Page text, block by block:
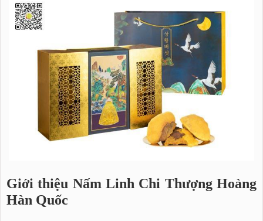
Giới thiệu Nấm Linh Chi Thượng Hoàng
Hàn Quốc